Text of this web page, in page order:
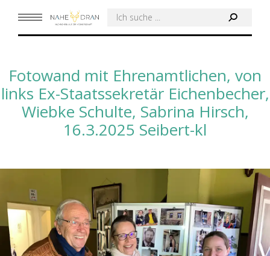
Search:
Fotowand mit Ehrenamtlichen, von
links Ex-Staatssekretär Eichenbecher,
Wiebke Schulte, Sabrina Hirsch,
16.3.2025 Seibert-kl